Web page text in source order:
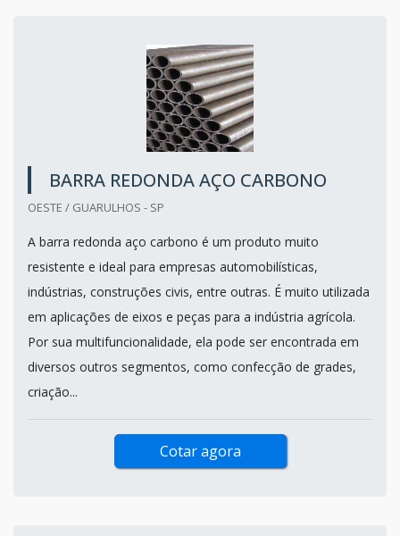
BARRA REDONDA AÇO CARBONO
OESTE / GUARULHOS - SP
A barra redonda aço carbono é um produto muito
resistente e ideal para empresas automobilísticas,
indústrias, construções civis, entre outras. É muito utilizada
em aplicações de eixos e peças para a indústria agrícola.
Por sua multifuncionalidade, ela pode ser encontrada em
diversos outros segmentos, como confecção de grades,
criação...
Cotar agora